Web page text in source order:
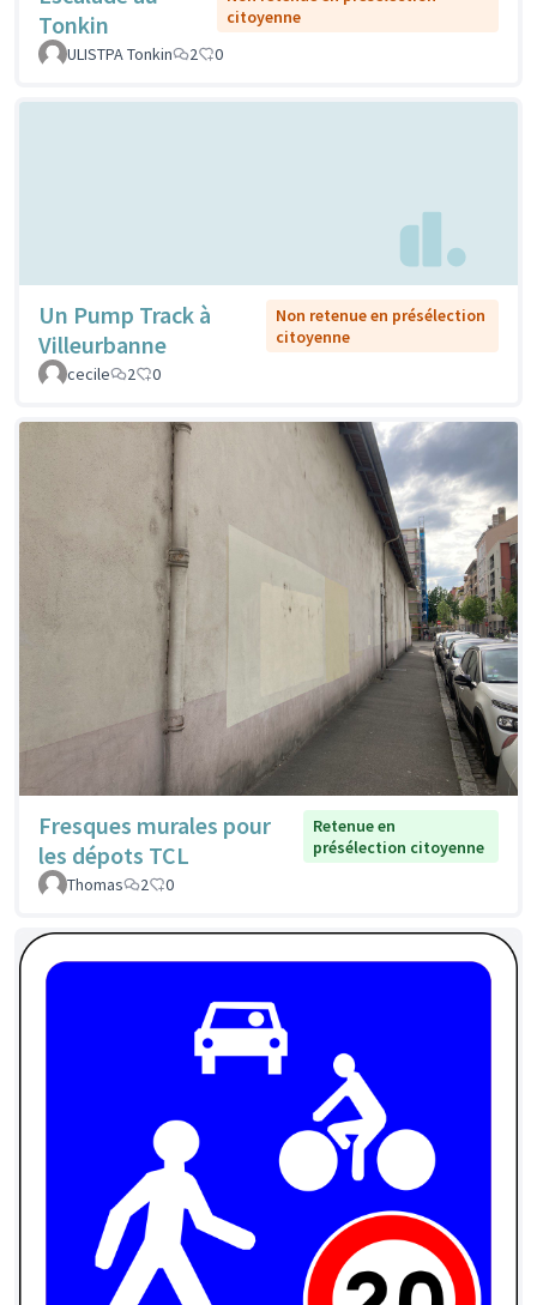
Tonkin
citoyenne
ULISTPA Tonkin
2 0
Un Pump Track à
Villeurbanne
Non retenue en présélection
citoyenne
cecile
2 0
Fresques murales pour
les dépots TCL
Retenue en
présélection citoyenne
Thomas
2 0